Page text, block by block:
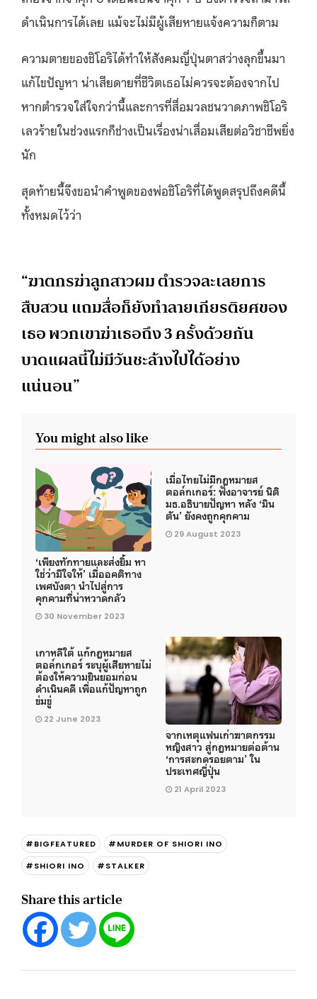
ดำเนินการได้เลย แม้จะไม่มีผู้เสียหายแจ้งความก็ตาม
ความตายของชิโอริได้ทำให้สังคมญี่ปุ่นตาสว่างลุกขึ้นมา
แก้ไขปัญหา น่าเสียดายที่ชีวิตเธอไม่ควรจะต้องจากไป
หากตำรวจใส่ใจกว่านี้และการที่สื่อมวลชนวาดภาพชิโอริ
เลวร้ายในช่วงแรกก็ช่างเป็นเรื่องน่าเสื่อมเสียต่อวิชาชีพยิ่ง
นัก
สุดท้ายนี้จึงขอนำคำพูดของพ่อชิโอริที่ได้พูดสรุปถึงคดีนี้
ทั้งหมดไว้ว่า
“ฆาตกรฆ่าลูกสาวผม ตำรวจละเลยการ
สืบสวน แถมสื่อก็ยังทำลายเกียรติยศของ
เธอ พวกเขาฆ่าเธอถึง 3 ครั้งด้วยกัน
บาดแผลนี้ไม่มีวันชะล้างไปได้อย่าง
แน่นอน”
You might also like
‘เพียงทักทายและส่งยิ้ม หา
ใช่ว่ามีใจให้’ เมื่ออคติทาง
เพศบังตา นำไปสู่การ
คุกคามที่น่าหวาดกลัว
30 November 2023
เมื่อไทยไม่มีกฎหมายส
ตอล์กเกอร์: ฟังอาจารย์ นิติ
มธ.อธิบายปัญหา หลัง ‘มิน
ตัน’ ยังคงถูกคุกคาม
29 August 2023
เกาหลีใต้ แก้กฎหมายส
ตอล์กเกอร์ ระบุผู้เสียหายไม่
ต้องให้ความยินยอมก่อน
ดำเนินคดี เพื่อแก้ปัญหาถูก
ข่มขู่
22 June 2023
จากเหตุแฟนเก่าฆาตกรรม
หญิงสาว สู่กฎหมายต่อต้าน
‘การสะกดรอยตาม’ ใน
ประเทศญี่ปุ่น
21 April 2023
#BIGFEATURED
#MURDER OF SHIORI INO
#SHIORI INO
#STALKER
Share this article